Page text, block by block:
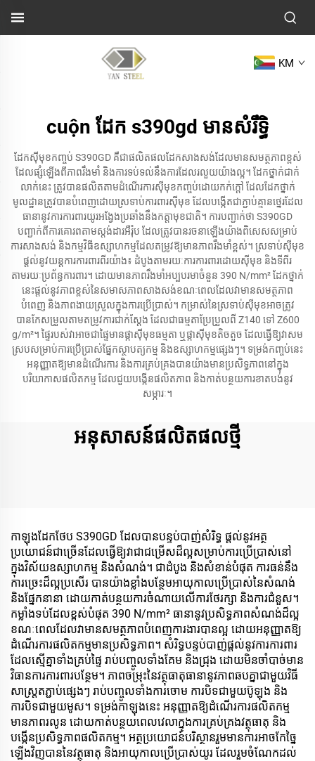
KM
cuộn ដែក s390gd មាន​សំរឹទ្ធិ
ដែកស៊ីមុខកញ្ចប់ S390GD គឺជាផលិតផលដែកសាងសង់ដែលមានសមត្ថភាពខ្ពស់
ដែលផ្សំឡើងពីភាពរឹងមាំ និងការទប់ទល់នឹងការដែលរលួយយ៉ាងល្អ។ ដែកថ្នាក់ជាក់
លាក់នេះ ត្រូវបានផលិតតាមដំណើរការស៊ីមុខកញ្ចប់ដោយកក់ក្តៅ ដែលដែកថ្នាក់
មូលដ្ឋានត្រូវបានបំពេញដោយស្រទាប់ការពារស៊ីមុខ ដែលបង្កើតជាភ្ជាប់គ្មានថ្នេរដែល
ធានានូវការការពារយូរអង្វែងប្រឆាំងនឹងកត្តាមុខជាតិ។ ការបញ្ជាក់ថា S390GD
បញ្ជាក់ពីការគោរពតាមស្តង់ដារអឺរ៉ុប ដែលត្រូវបានរចនាឡើងយ៉ាងពិសេសសម្រាប់
ការសាងសង់ និងកម្មវិធីឧស្សាហកម្មដែលតម្រូវឱ្យមានភាពរឹងមាំខ្ពស់។ ស្រទាប់ស៊ីមុខ
ផ្តល់នូវយន្តការការពារពីរយ៉ាង៖ ដំបូងតាមរយៈការការពារដោយស៊ីមុខ និងទីពីរ
តាមរយៈប្រព័ន្ធការពារ។ ដោយមានភាពរឹងមាំអប្បបរមាចំនួន 390 N/mm² ដែកថ្នាក់
នេះផ្តល់នូវភាពខ្ពស់នៃសមាសភាពសាងសង់ខណៈពេលដែលវាមានសមត្ថភាព
បំពេញ និងភាពងាយស្រួលក្នុងការប្រើប្រាស់។ កម្រាស់នៃស្រទាប់ស៊ីមុខអាចត្រូវ
បានកែសម្រួលតាមតម្រូវការជាក់ស្តែង ដែលជាធម្មតាប្រែប្រួលពី Z140 ទៅ Z600
g/m²។ ផ្ទៃរបស់វាអាចជាផ្ទៃមានផ្កាស៊ីមុខធម្មតា ឬផ្កាស៊ីមុខតិចតួច ដែលធ្វើឱ្យវាសម
ស្របសម្រាប់ការប្រើប្រាស់ផ្នែកស្ថាបត្យកម្ម និងឧស្សាហកម្មផ្សេងៗ។ ទម្រង់កញ្ចប់នេះ
អនុញ្ញាតឱ្យមានដំណើរការ និងការគ្រប់គ្រងបានយ៉ាងមានប្រសិទ្ធភាពនៅក្នុង
បរិយាកាសផលិតកម្ម ដែលជួយបង្កើនផលិតភាព និងកាត់បន្ថយការខាតបង់នូវ
សម្ភារៈ។
អនុសាសន៍ផលិតផលថ្មី
កាឡុងដែកថែប S390GD ដែលបានបន្ទប់បាញ់សំរិទ្ធ ផ្តល់នូវអត្ថ
ប្រយោជន៍ជាច្រើនដែលធ្វើឱ្យវាជាជម្រើសដ៏ល្អសម្រាប់ការប្រើប្រាស់នៅ
ក្នុងវិស័យឧស្សាហកម្ម និងសំណង់។ ជាដំបូង និងសំខាន់បំផុត ការធន់នឹង
ការច្រេះដ៏ល្អប្រសើរ បានយ៉ាងខ្លាំងបន្ថែមអាយុកាលប្រើប្រាស់នៃសំណង់
និងផ្នែកនានា ដោយកាត់បន្ថយការចំណាយលើការថែរក្សា និងការជំនួស។
កម្លាំងទប់ដែលខ្ពស់បំផុត 390 N/mm² ធានានូវប្រសិទ្ធភាពសំណង់ដ៏ល្អ
ខណៈពេលដែលវាមានសមត្ថភាពបំពេញការងារបានល្អ ដោយអនុញ្ញាតឱ្យ
ដំណើរការផលិតកម្មមានប្រសិទ្ធភាព។ សំរិទ្ធបន្ទប់បាញ់ផ្តល់នូវការការពារ
ដែលស្មើគ្នាទាំងគ្រប់ផ្ទៃ រាប់បញ្ចូលទាំងគែម និងជ្រុង ដោយមិនចាំបាច់មាន
វិធានការការពារបន្ថែម។ ភាពចម្រុះនៃវត្ថុធាតុធានានូវភាពឆបគ្នាជាមួយវិធី
សាស្ត្រតភ្ជាប់ផ្សេងៗ រាប់បញ្ចូលទាំងការចោម ការបិទជាមួយប៊ូឡុង និង
ការបិទជាមួយមូស។ ទម្រង់កាឡុងនេះ អនុញ្ញាតឱ្យដំណើរការផលិតកម្ម
មានភាពរលូន ដោយកាត់បន្ថយពេលវេលាក្នុងការគ្រប់គ្រងវត្ថុធាតុ និង
បង្កើនប្រសិទ្ធភាពផលិតកម្ម។ អត្ថប្រយោជន៍បរិស្ថានរួមមានការអាចកែច្នៃ
ឡើងវិញបាននៃវត្ថុធាតុ និងអាយុកាលប្រើប្រាស់យូរ ដែលរួមចំណែកដល់